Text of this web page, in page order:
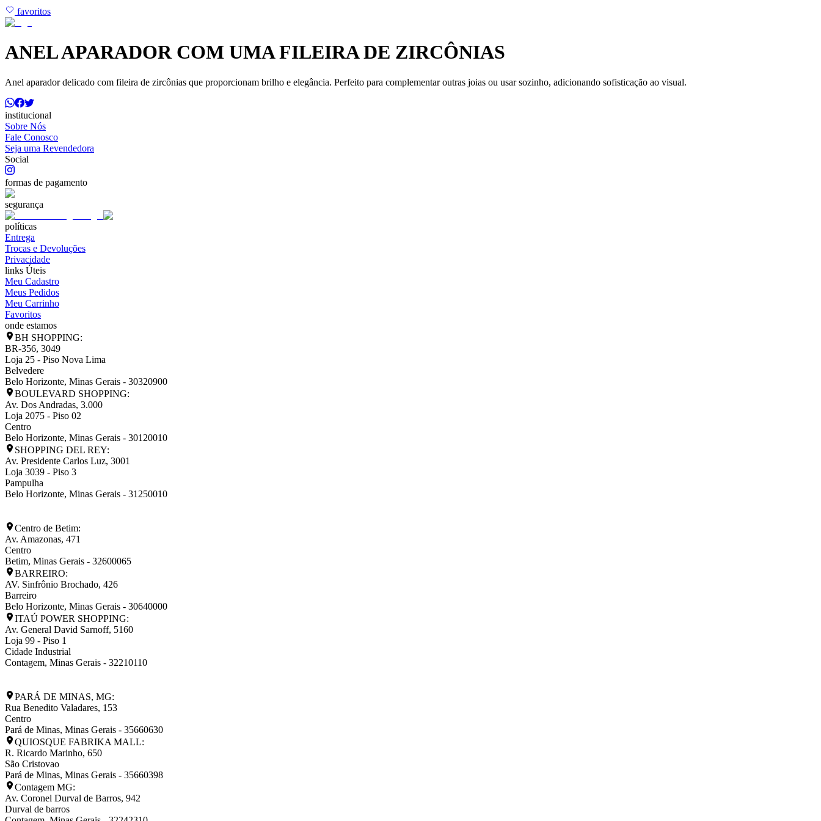
favoritos
ANEL APARADOR COM UMA FILEIRA DE ZIRCÔNIAS
Anel aparador delicado com fileira de zircônias que proporcionam brilho e elegância. Perfeito para complementar outras joias ou usar sozinho, adicionando sofisticação ao visual.
institucional
Sobre Nós
Fale Conosco
Seja uma Revendedora
Social
formas de pagamento
segurança
políticas
Entrega
Trocas e Devoluções
Privacidade
links Úteis
Meu Cadastro
Meus Pedidos
Meu Carrinho
Favoritos
onde estamos
BH SHOPPING:
BR-356, 3049
Loja 25 - Piso Nova Lima
Belvedere
Belo Horizonte, Minas Gerais - 30320900
BOULEVARD SHOPPING:
Av. Dos Andradas, 3.000
Loja 2075 - Piso 02
Centro
Belo Horizonte, Minas Gerais - 30120010
SHOPPING DEL REY:
Av. Presidente Carlos Luz, 3001
Loja 3039 - Piso 3
Pampulha
Belo Horizonte, Minas Gerais - 31250010
Centro de Betim:
Av. Amazonas, 471
Centro
Betim, Minas Gerais - 32600065
BARREIRO:
AV. Sinfrônio Brochado, 426
Barreiro
Belo Horizonte, Minas Gerais - 30640000
ITAÚ POWER SHOPPING:
Av. General David Sarnoff, 5160
Loja 99 - Piso 1
Cidade Industrial
Contagem, Minas Gerais - 32210110
PARÁ DE MINAS, MG:
Rua Benedito Valadares, 153
Centro
Pará de Minas, Minas Gerais - 35660630
QUIOSQUE FABRIKA MALL:
R. Ricardo Marinho, 650
São Cristovao
Pará de Minas, Minas Gerais - 35660398
Contagem MG:
Av. Coronel Durval de Barros, 942
Durval de barros